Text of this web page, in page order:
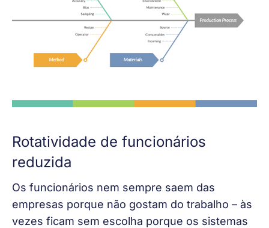
Rotatividade de funcionários
reduzida
Os funcionários nem sempre saem das
empresas porque não gostam do trabalho – às
vezes ficam sem escolha porque os sistemas